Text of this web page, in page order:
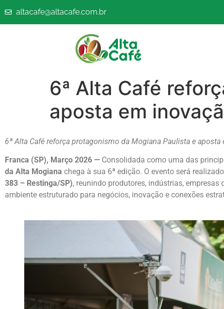
altacafe@altacafe.com.br
6ª Alta Café
aposta em
6ª Alta Café reforça protagonismo da Mogiana Paulista e
Franca (SP), Março 2026 — Consolidada como uma das
da Alta Mogiana chega à sua 6ª edição. O evento será
383 – Restinga/SP), reunindo produtores, indústrias,
ambiente estruturado para negócios, inovação e conexões